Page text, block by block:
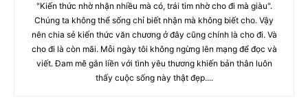
"Kiến thức nhờ nhận nhiều mà có, trái tim nhờ cho đi mà giàu".
Chúng ta không thể sống chỉ biết nhận mà không biết cho. Vậy
nên chia sẻ kiến thức văn chương ở đây cũng chính là cho đi. Và
cho đi là còn mãi. Mỗi ngày tôi không ngừng lên mạng để đọc và
viết. Đam mê gắn liền với tình yêu thương khiến bản thân luôn
thấy cuộc sống này thật đẹp....